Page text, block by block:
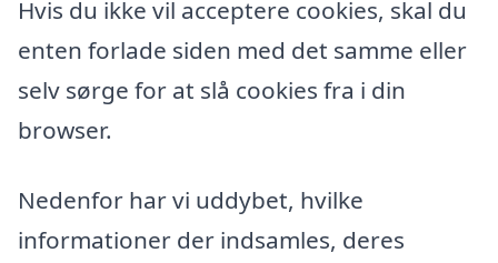
Hvis du ikke vil acceptere cookies, skal du
enten forlade siden med det samme eller
selv sørge for at slå cookies fra i din
browser.
Nedenfor har vi uddybet, hvilke
informationer der indsamles, deres